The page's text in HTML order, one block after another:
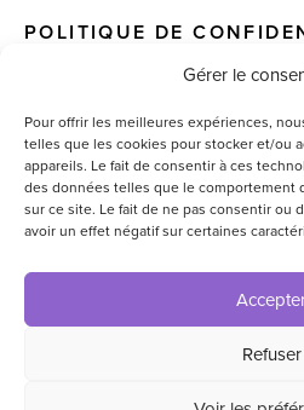
Gérer le
Pour offrir les meilleures expériences,
telles que les cookies pour stocker et/ou
appareils. Le fait de consentir à ces
des données telles que le comportement
sur ce site. Le fait de ne pas consentir ou
avoir un effet négatif sur certaines
Refuser
POLITIQUE DE
© 2025 – EIS. All Rights